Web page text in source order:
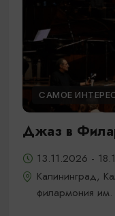
САМОЕ
Джаз в
13.11.2026 -
Калининград,
филармония